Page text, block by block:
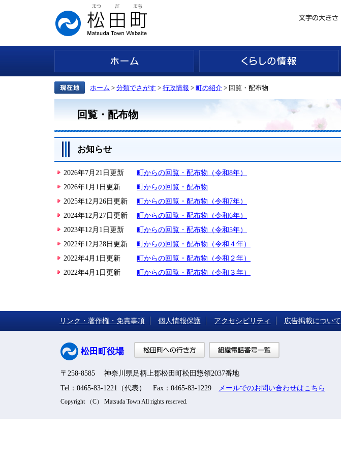
ホーム > 分類でさがす > 行政情報 > 町の紹介 > 回覧・配布物
回覧・配布物
お知らせ
2026年7月21日更新
町からの回覧・配布物（令和8年）
2026年1月1日更新
町からの回覧・配布物
2025年12月26日更新
町からの回覧・配布物（令和7年）
2024年12月27日更新
町からの回覧・配布物（令和6年）
2023年12月1日更新
町からの回覧・配布物（令和5年）
2022年12月28日更新
町からの回覧・配布物（令和４年）
2022年4月1日更新
町からの回覧・配布物（令和２年）
2022年4月1日更新
町からの回覧・配布物（令和３年）
リンク・著作権・免責事項 個人情報保護 アクセシビリティ 広告掲載について
松田町役場 松田町への行き方
〒258-8585 神奈川県足柄上郡松田町松田惣領2037番地
Tel：0465-83-1221（代表） Fax：0465-83-1229
メールでのお問い合わせはこちら
Copyright （C） Matsuda Town All rights reserved.